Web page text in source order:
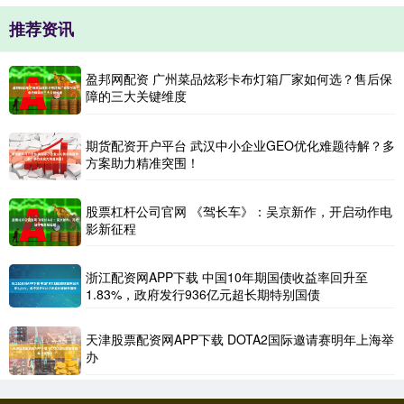
推荐资讯
盈邦网配资 广州菜品炫彩卡布灯箱厂家如何选？售后保
障的三大关键维度
期货配资开户平台 武汉中小企业GEO优化难题待解？多
方案助力精准突围！
股票杠杆公司官网 《驾长车》：吴京新作，开启动作电
影新征程
浙江配资网APP下载 中国10年期国债收益率回升至
1.83%，政府发行936亿元超长期特别国债
天津股票配资网APP下载 DOTA2国际邀请赛明年上海举
办